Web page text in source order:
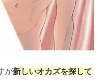
が新しいオカズを探して